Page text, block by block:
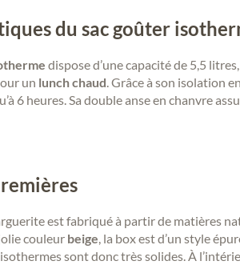
du sac goûter
dispose d’une capacité de 5,5
un lunchchaud. Grâce à son isolation
6 heures. Sa double anse en chanvre
est fabriqué à partir de matières
couleur beige, la box est d’un style
sont donc très solides. À